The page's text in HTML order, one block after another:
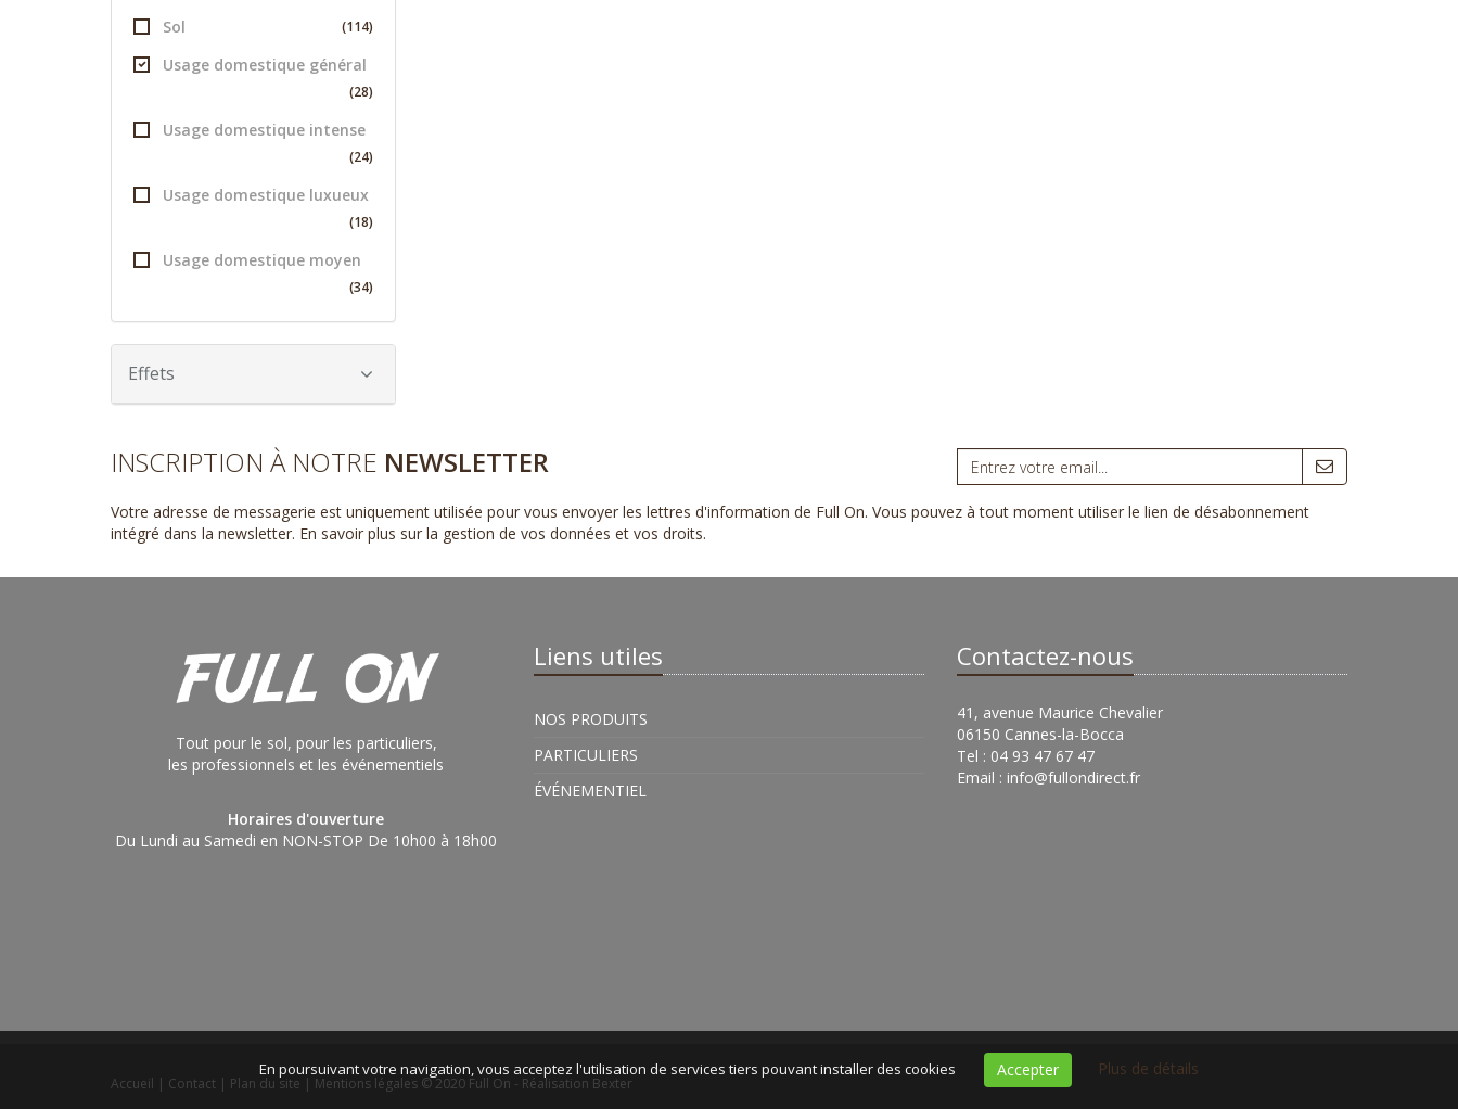
Sol (114)
Usage domestique général
(28)
Usage domestique intense
(24)
Usage domestique luxueux
(18)
Usage domestique moyen
(34)
Effets
INSCRIPTION À NOTRE NEWSLETTER
Votre adresse de messagerie est uniquement utilisée pour vous envoyer les lettres d'information de Full On. Vous pouvez à tout moment utiliser le lien de désabonnement
intégré dans la newsletter. En savoir plus sur la gestion de vos données et vos droits.
Tout pour le sol, pour les particuliers,
les professionnels et les événementiels
Horaires d'ouverture
Du Lundi au Samedi en NON-STOP De 10h00 à 18h00
Liens utiles
NOS PRODUITS
PARTICULIERS
ÉVÉNEMENTIEL
Contactez-nous
41, avenue Maurice Chevalier
06150 Cannes-la-Bocca
Tel : 04 93 47 67 47
Email : info@fullondirect.fr
Accueil | Contact | Plan du site | Mentions légales © 2020 Full On - Réalisation Bexter
En poursuivant votre navigation, vous acceptez l'utilisation de services tiers pouvant installer des cookies Accepter Plus de détails